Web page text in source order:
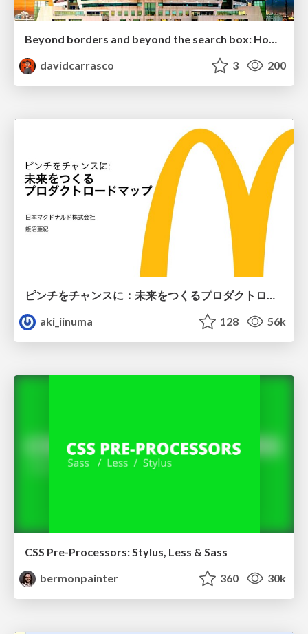
Beyond borders and beyond the search box: How to win the global "messy middle" with AI-driven SEO
davidcarrasco
3 200
ピンチをチャンスに：未来をつくるプロダクトロードマップ #pmconf2020
aki_iinuma
128 56k
CSS Pre-Processors: Stylus, Less & Sass
bermonpainter
360 30k